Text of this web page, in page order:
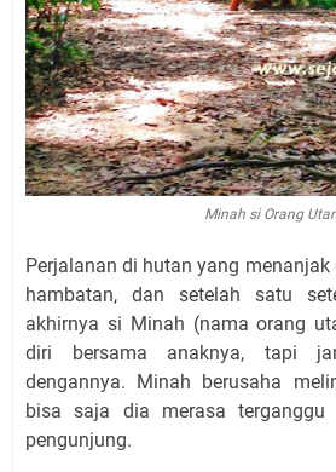
Minah si Orang
Perjalanan di hutan yang
hambatan, dan setelah satu
akhirnya si Minah (nama orang
diri bersama anaknya, tapi
dengannya. Minah berusaha
bisa saja dia merasa terganggu
pengunjung.